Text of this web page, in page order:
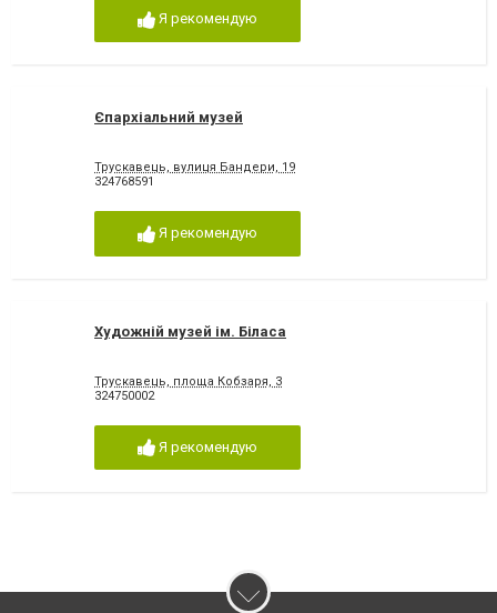
Я рекомендую
Єпархіальний музей
Трускавець, вулиця Бандери, 19
324768591
Я рекомендую
Художній музей ім. Біласа
Трускавець, площа Кобзаря, 3
324750002
Я рекомендую